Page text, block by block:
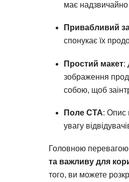
має
Привабливий
спонукає їх
Простий макет:
зображення
собою, щоб
Поле CTA: Опис
увагу
Головною перевагою
та важливу для
того, ви можете